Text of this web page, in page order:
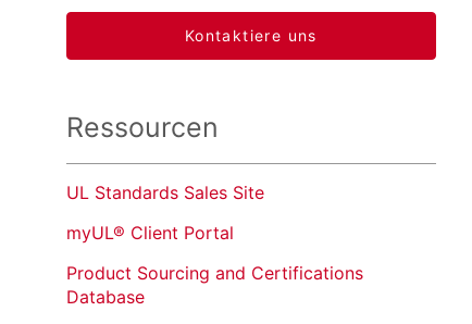
Kontaktiere uns
Ressourcen
UL Standards Sales Site
myUL® Client Portal
Product Sourcing and Certifications
Database